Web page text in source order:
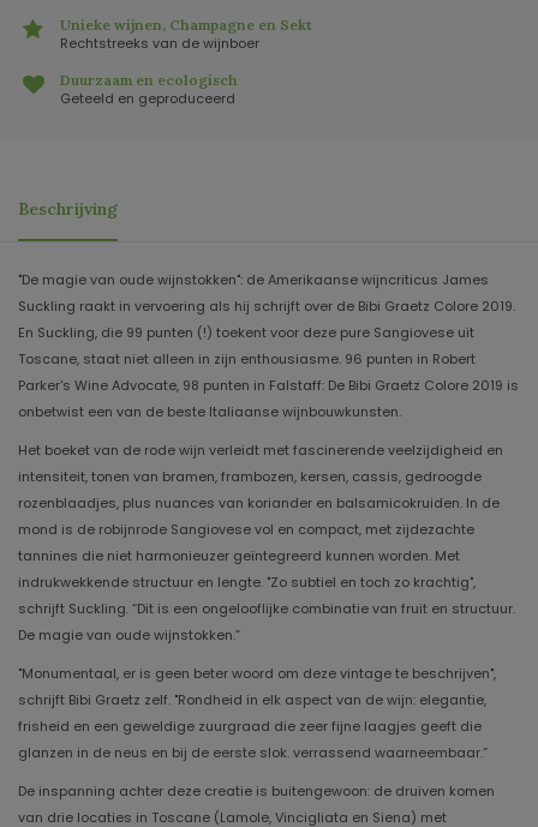
Unieke wijnen, Champagne en Sekt
Rechtstreeks van de wijnboer
Duurzaam en ecologisch
Geteeld en geproduceerd
Beschrijving
"De magie van oude wijnstokken": de Amerikaanse wijncriticus James
Suckling raakt in vervoering als hij schrijft over de Bibi Graetz Colore 2019.
En Suckling, die 99 punten (!) toekent voor deze pure Sangiovese uit
Toscane, staat niet alleen in zijn enthousiasme. 96 punten in Robert
Parker's Wine Advocate, 98 punten in Falstaff: De Bibi Graetz Colore 2019 is
onbetwist een van de beste Italiaanse wijnbouwkunsten.
Het boeket van de rode wijn verleidt met fascinerende veelzijdigheid en
intensiteit, tonen van bramen, frambozen, kersen, cassis, gedroogde
rozenblaadjes, plus nuances van koriander en balsamicokruiden. In de
mond is de robijnrode Sangiovese vol en compact, met zijdezachte
tannines die niet harmonieuzer geïntegreerd kunnen worden. Met
indrukwekkende structuur en lengte. "Zo subtiel en toch zo krachtig",
schrijft Suckling. “Dit is een ongelooflijke combinatie van fruit en structuur.
De magie van oude wijnstokken.”
"Monumentaal, er is geen beter woord om deze vintage te beschrijven",
schrijft Bibi Graetz zelf. "Rondheid in elk aspect van de wijn: elegantie,
frisheid en een geweldige zuurgraad die zeer fijne laagjes geeft die
glanzen in de neus en bij de eerste slok. verrassend waarneembaar.”
De inspanning achter deze creatie is buitengewoon: de druiven komen
van drie locaties in Toscane (Lamole, Vincigliata en Siena) met